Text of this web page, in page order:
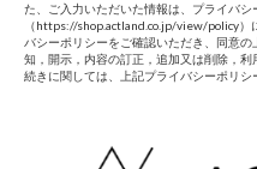
た、ご入力いただいた情報は、プライバシ
（https://shop.actland.co.jp/view/policy）
バシーポリシーをご確認いただき、同意
知，開示，内容の訂正，追加又は削除，
続きに関しては、上記プライバシーポリシ